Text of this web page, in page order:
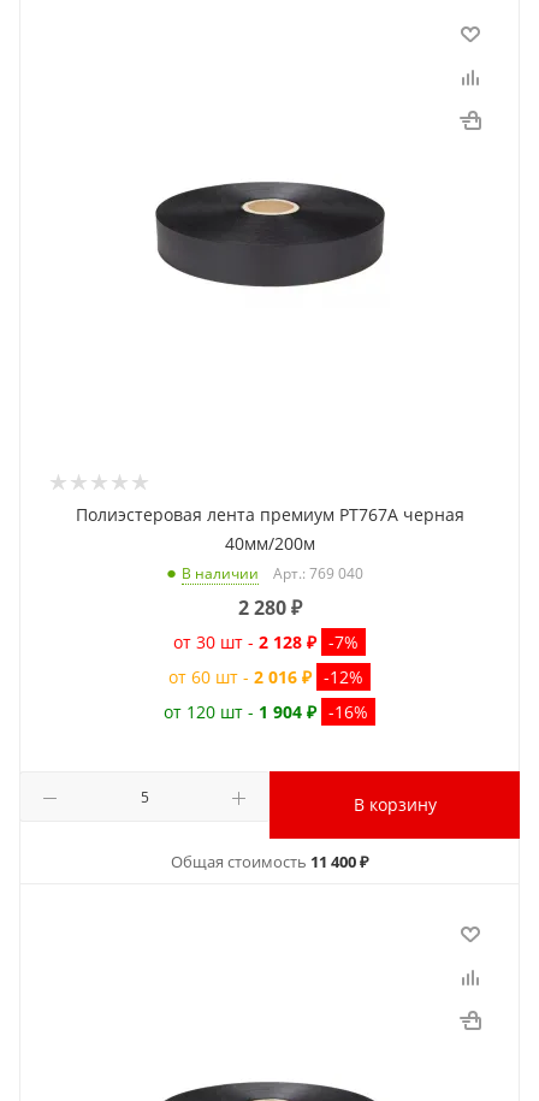
Полиэстеровая лента премиум PT767A черная
40мм/200м
В наличии Арт.: 769 040
2 280₽
от 30 шт - 2 128 ₽ -7%
от 60 шт - 2 016 ₽ -12%
от 120 шт - 1 904 ₽ -16%
В корзину
Общая стоимость 11 400 ₽